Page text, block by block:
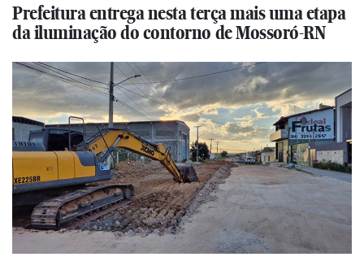
Prefeitura entrega nesta terça mais uma etapa
da iluminação do contorno de Mossoró-RN